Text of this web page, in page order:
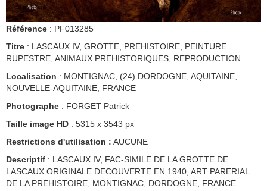
Référence : PF013285
Titre : LASCAUX IV, GROTTE, PREHISTOIRE, PEINTURE
RUPESTRE, ANIMAUX PREHISTORIQUES, REPRODUCTION
Localisation : MONTIGNAC, (24) DORDOGNE, AQUITAINE,
NOUVELLE-AQUITAINE, FRANCE
Photographe : FORGET Patrick
Taille image HD : 5315 x 3543 px
Restrictions d'utilisation : AUCUNE
Descriptif : LASCAUX IV, FAC-SIMILE DE LA GROTTE DE
LASCAUX ORIGINALE DECOUVERTE EN 1940, ART PARERIAL
DE LA PREHISTOIRE, MONTIGNAC, DORDOGNE, FRANCE